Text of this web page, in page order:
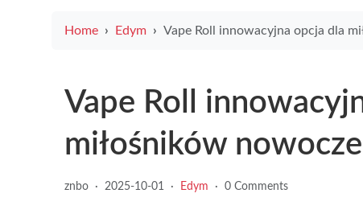
Home Edym Vape Roll innowacyjna opcja dla miłośników nowoczesnych e-
Vape Roll
miłośników
znbo · 2025-10-01 · Edym · 0 Comments